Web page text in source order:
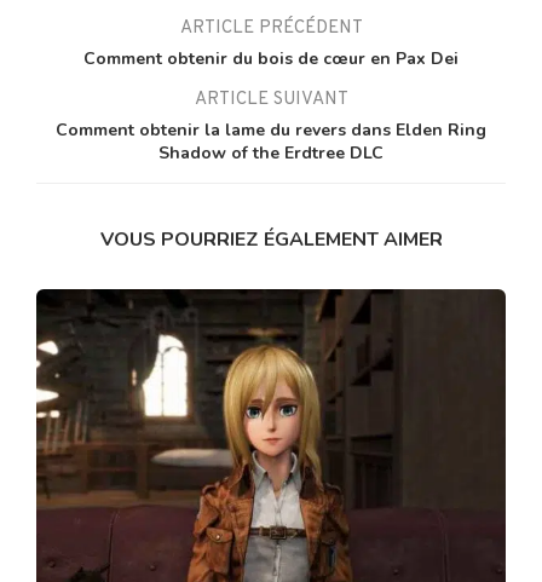
ARTICLE PRÉCÉDENT
Comment obtenir du bois de cœur en Pax Dei
ARTICLE SUIVANT
Comment obtenir la lame du revers dans Elden Ring
Shadow of the Erdtree DLC
VOUS POURRIEZ ÉGALEMENT AIMER